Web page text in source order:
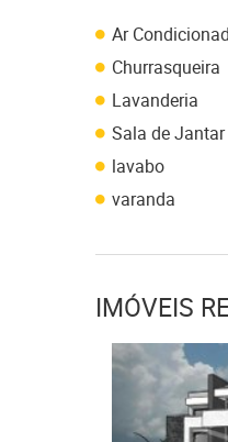
Ar
Churrasqueira
Lavanderia
Sala de Jantar
lavabo
varanda
IMÓVEIS